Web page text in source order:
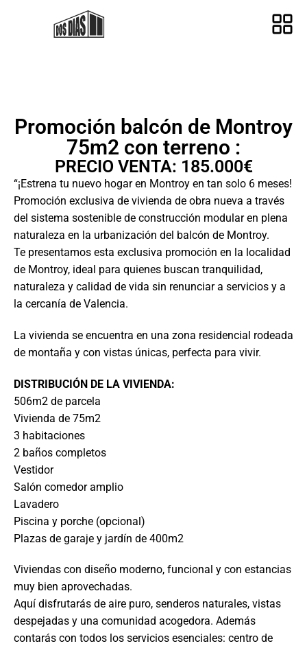
Promoción balcón de Montroy
75m2 con terreno :
PRECIO VENTA: 185.000€
“¡Estrena tu nuevo hogar en Montroy en tan solo 6 meses!
Promoción exclusiva de vivienda de obra nueva a través
del sistema sostenible de construcción modular en plena
naturaleza en la urbanización del balcón de Montroy.
Te presentamos esta exclusiva promoción en la localidad
de Montroy, ideal para quienes buscan tranquilidad,
naturaleza y calidad de vida sin renunciar a servicios y a
la cercanía de Valencia.
La vivienda se encuentra en una zona residencial rodeada
de montaña y con vistas únicas, perfecta para vivir.
DISTRIBUCIÓN DE LA VIVIENDA:
506m2 de parcela
Vivienda de 75m2
3 habitaciones
2 baños completos
Vestidor
Salón comedor amplio
Lavadero
Piscina y porche (opcional)
Plazas de garaje y jardín de 400m2
Viviendas con diseño moderno, funcional y con estancias
muy bien aprovechadas.
Aquí disfrutarás de aire puro, senderos naturales, vistas
despejadas y una comunidad acogedora. Además
contarás con todos los servicios esenciales: centro de